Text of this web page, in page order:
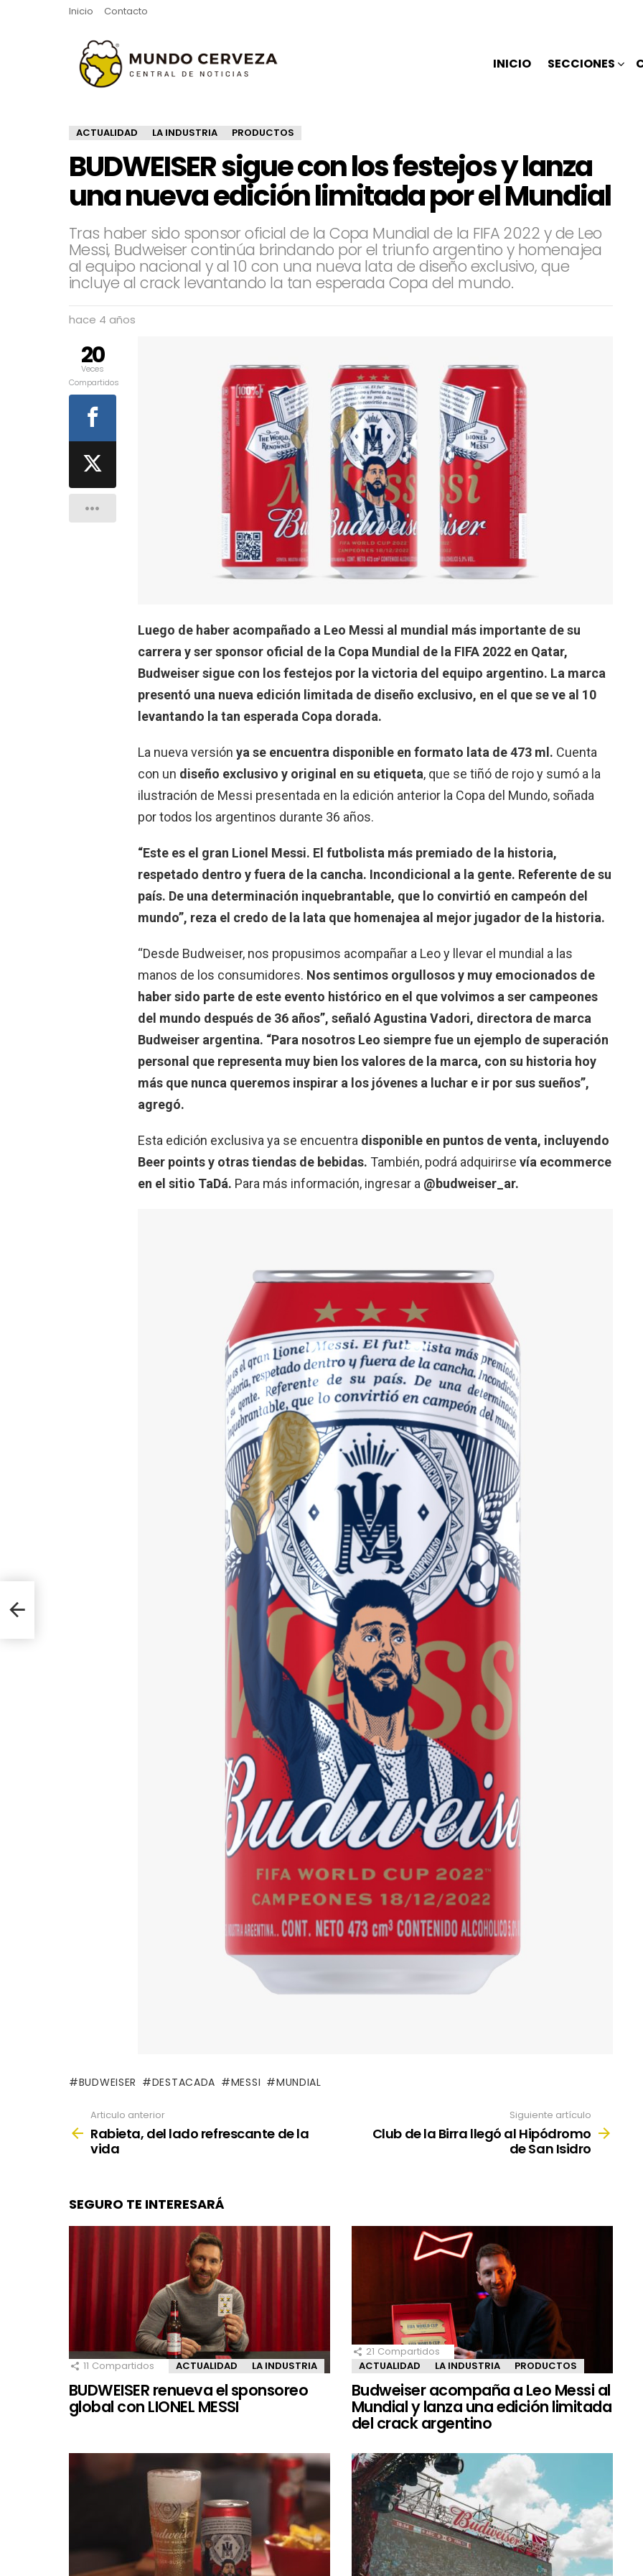
Inicio Contacto
INICIO SECCIONES
ACTUALIDAD LA INDUSTRIA PRODUCTOS
BUDWEISER sigue con los festejos y lanza
una nueva edición limitada por el Mundial
Tras haber sido sponsor oficial de la Copa Mundial de la FIFA 2022 y de Leo
Messi, Budweiser continúa brindando por el triunfo argentino y homenajea
al equipo nacional y al 10 con una nueva lata de diseño exclusivo, que
incluye al crack levantando la tan esperada Copa del mundo.
hace 4 años
Luego de haber acompañado a Leo Messi al mundial más importante de su
carrera y ser sponsor oficial de la Copa Mundial de la FIFA 2022 en Qatar,
Budweiser sigue con los festejos por la victoria del equipo argentino. La marca
presentó una nueva edición limitada de diseño exclusivo, en el que se ve al 10
levantando la tan esperada Copa dorada.
La nueva versión ya se encuentra disponible en formato lata de 473 ml. Cuenta
con un diseño exclusivo y original en su etiqueta, que se tiñó de rojo y sumó a la
ilustración de Messi presentada en la edición anterior la Copa del Mundo, soñada
por todos los argentinos durante 36 años.
“Este es el gran Lionel Messi. El futbolista más premiado de la historia,
respetado dentro y fuera de la cancha. Incondicional a la gente. Referente de su
país. De una determinación inquebrantable, que lo convirtió en campeón del
mundo”, reza el credo de la lata que homenajea al mejor jugador de la historia.
“Desde Budweiser, nos propusimos acompañar a Leo y llevar el mundial a las
manos de los consumidores. Nos sentimos orgullosos y muy emocionados de
haber sido parte de este evento histórico en el que volvimos a ser campeones
del mundo después de 36 años”, señaló Agustina Vadori, directora de marca
Budweiser argentina. “Para nosotros Leo siempre fue un ejemplo de superación
personal que representa muy bien los valores de la marca, con su historia hoy
más que nunca queremos inspirar a los jóvenes a luchar e ir por sus sueños”,
agregó.
Esta edición exclusiva ya se encuentra disponible en puntos de venta, incluyendo
Beer points y otras tiendas de bebidas. También, podrá adquirirse vía ecommerce
en el sitio TaDá. Para más información, ingresar a @budweiser_ar.
20
Veces
Compartidos
BUDWEISER DESTACADA MESSI MUNDIAL
more
Articulo anterior
Rabieta, del lado refrescante de la
vida
Siguiente artículo
Club de la Birra llegó al Hipódromo
de San Isidro
SEGURO TE INTERESARÁ
11 Compartidos ACTUALIDAD LA INDUSTRIA
BUDWEISER renueva el sponsoreo
global con LIONEL MESSI
21 Compartidos
ACTUALIDAD
LA INDUSTRIA PRODUCTOS
Budweiser acompaña a Leo Messi al
Mundial y lanza una edición limitada
del crack argentino